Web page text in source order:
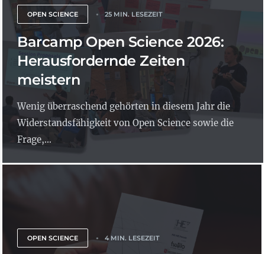
OPEN SCIENCE 25 MIN. LESEZEIT
Barcamp Open Science 2026:
Herausfordernde Zeiten
meistern
Wenig überraschend gehörten in diesem Jahr die
Widerstandsfähigkeit von Open Science sowie die
Frage,...
OPEN SCIENCE 4 MIN. LESEZEIT